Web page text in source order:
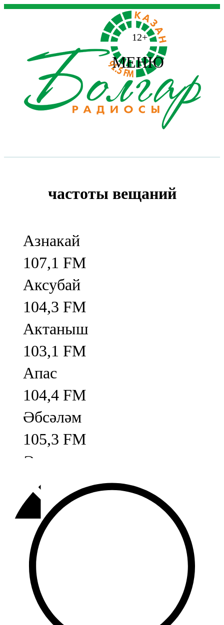
12+
МЕНЮ
частоты вещаний
Азнакай
107,1 FM
Аксубай
104,3 FM
Актаныш
103,1 FM
Апас
104,4 FM
Әбсәләм
105,3 FM
Әлмәт
92,9 FM
Базарлы матак
107,1 FM
Балык бистәсе
104,9 FM
Баулы
107,5 FM